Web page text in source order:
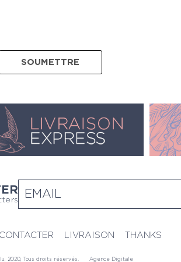
LIVRAISON THANKS
2020, Tous droits réservés. Agence Digitale